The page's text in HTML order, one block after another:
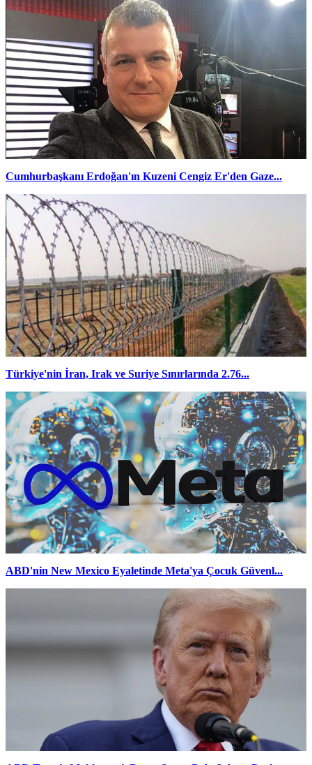
Cumhurbaşkanı Erdoğan'ın Kuzeni Cengiz Er'den Gaze...
Türkiye'nin İran, Irak ve Suriye Sınırlarında 2.76...
ABD'nin New Mexico Eyaletinde Meta'ya Çocuk Güvenl...